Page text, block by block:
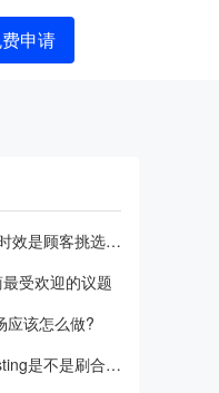
申请
2013年快递服务满意度测评:时效是顾客挑选快递品牌时首要考
受欢迎的议题
应该怎么做?
简易教大伙儿怎么判断随意listing是不是刷合并丧尸